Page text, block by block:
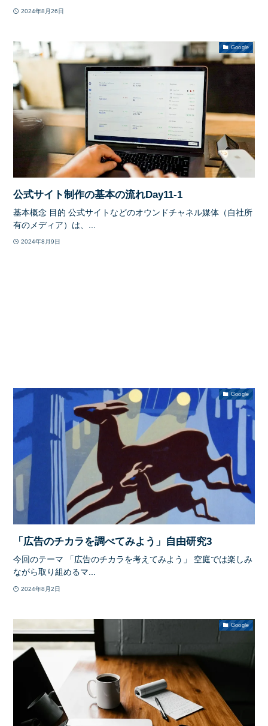
2024年8月26日
Google
公式サイト制作の基本の流れDay11-1
基本概念 目的 公式サイトなどのオウンドチャネル媒体（自社所
有のメディア）は、...
2024年8月9日
Google
「広告のチカラを調べてみよう」自由研究3
今回のテーマ 「広告のチカラを考えてみよう」 空庭では楽しみ
ながら取り組めるマ...
2024年8月2日
Google